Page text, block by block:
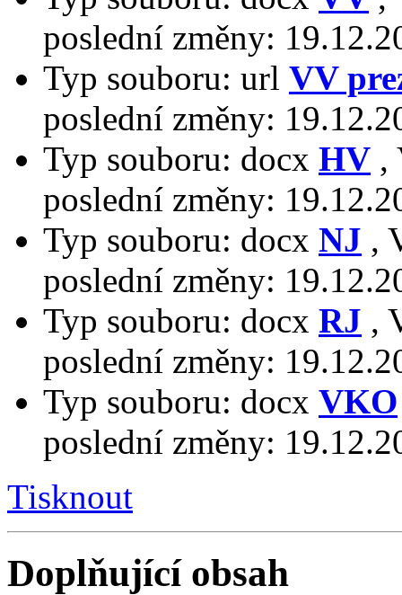
poslední změny:
Typ souboru: url VV
poslední změny:
Typ souboru: docx HV ,
poslední změny:
Typ souboru: docx NJ ,
poslední změny:
Typ souboru: docx RJ ,
poslední změny:
Typ souboru: docx VKO
poslední změny:
Tisknout
Doplňující obsah